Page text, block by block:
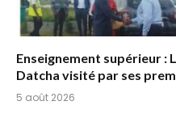
Enseignement supérieur :
Datcha visité par ses
5 août 2026